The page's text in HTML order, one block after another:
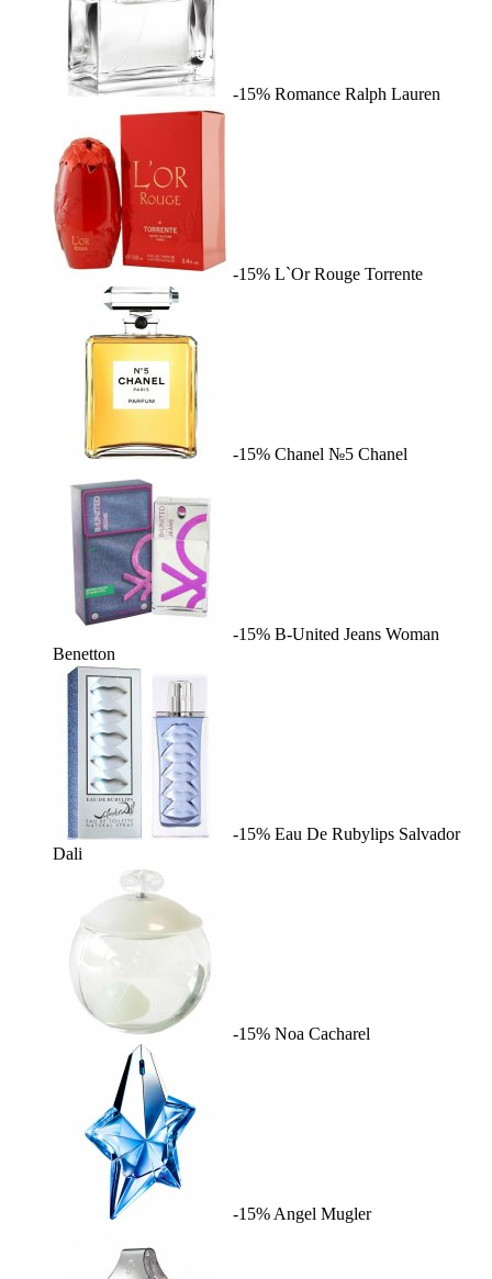
-15% Romance Ralph Lauren
-15% L`Or Rouge Torrente
-15% Chanel №5 Chanel
-15% B-United Jeans Woman
Benetton
-15% Eau De Rubylips Salvador
Dali
-15% Noa Cacharel
-15% Angel Mugler